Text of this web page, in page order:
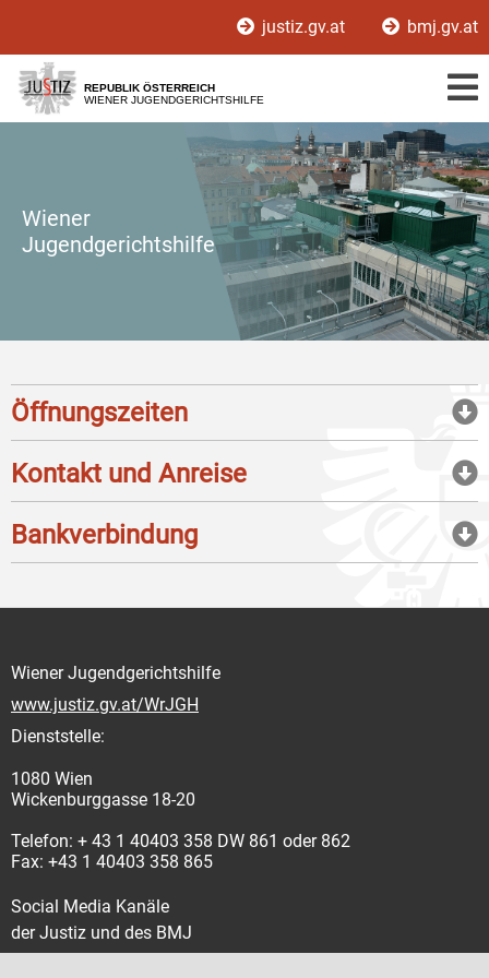
[1]
[2]
justiz.gv.at bmj.gv.at
REPUBLIK ÖSTERREICH
WIENER JUGENDGERICHTSHILFE
Wiener
Jugendgerichtshilfe
Öffnungszeiten
Kontakt und Anreise
Bankverbindung
Wiener Jugendgerichtshilfe
www.justiz.gv.at/WrJGH
Dienststelle:
1080 Wien
Wickenburggasse 18-20
Telefon: + 43 1 40403 358 DW 861 oder 862
Fax: +43 1 40403 358 865
Social Media Kanäle
der Justiz und des BMJ